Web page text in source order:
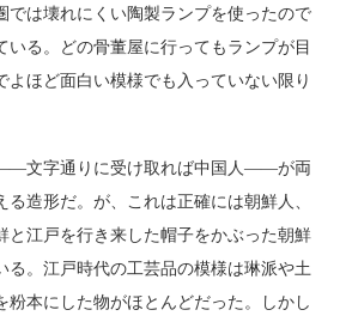
では壊れにくい陶製ランプを使ったので
いる。どの骨董屋に行ってもランプが目
よほど面白い模様でも入っていない限り
文字通りに受け取れば中国人――が両
造形だ。が、これは正確には朝鮮人、
と江戸を行き来した帽子をかぶった朝鮮
る。江戸時代の工芸品の模様は琳派や土
粉本にした物がほとんどだった。しかし